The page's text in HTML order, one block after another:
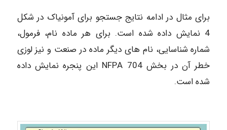
برای مثال در ادامه نتایج جستجو برای آمونیاک در شکل
4 نمایش داده شده است. برای هر ماده نام، فرمول،
شماره شناسایی، نام های دیگر ماده در صنعت و نیز لوزی
خطر آن در بخش NFPA 704 این پنجره نمایش داده
شده است.